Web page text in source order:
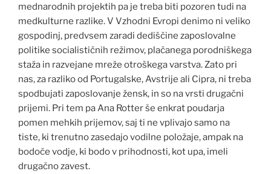
mednarodnih projektih pa je treba biti pozoren tudi na
medkulturne razlike. V Vzhodni Evropi denimo ni veliko
gospodinj, predvsem zaradi dediščine zaposlovalne
politike socialističnih režimov, plačanega porodniškega
staža in razvejane mreže otroškega varstva. Zato pri
nas, za razliko od Portugalske, Avstrije ali Cipra, ni treba
spodbujati zaposlovanje žensk, in so na vrsti drugačni
prijemi. Pri tem pa Ana Rotter še enkrat poudarja
pomen mehkih prijemov, saj ti ne vplivajo samo na
tiste, ki trenutno zasedajo vodilne položaje, ampak na
bodoče vodje, ki bodo v prihodnosti, kot upa, imeli
drugačno zavest.